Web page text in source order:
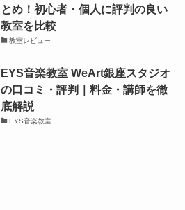
とめ！初心者・個人に評判の良い
教室を比較
教室レビュー
EYS音楽教室 WeArt銀座スタジオ
の口コミ・評判｜料金・講師を徹
底解説
EYS音楽教室